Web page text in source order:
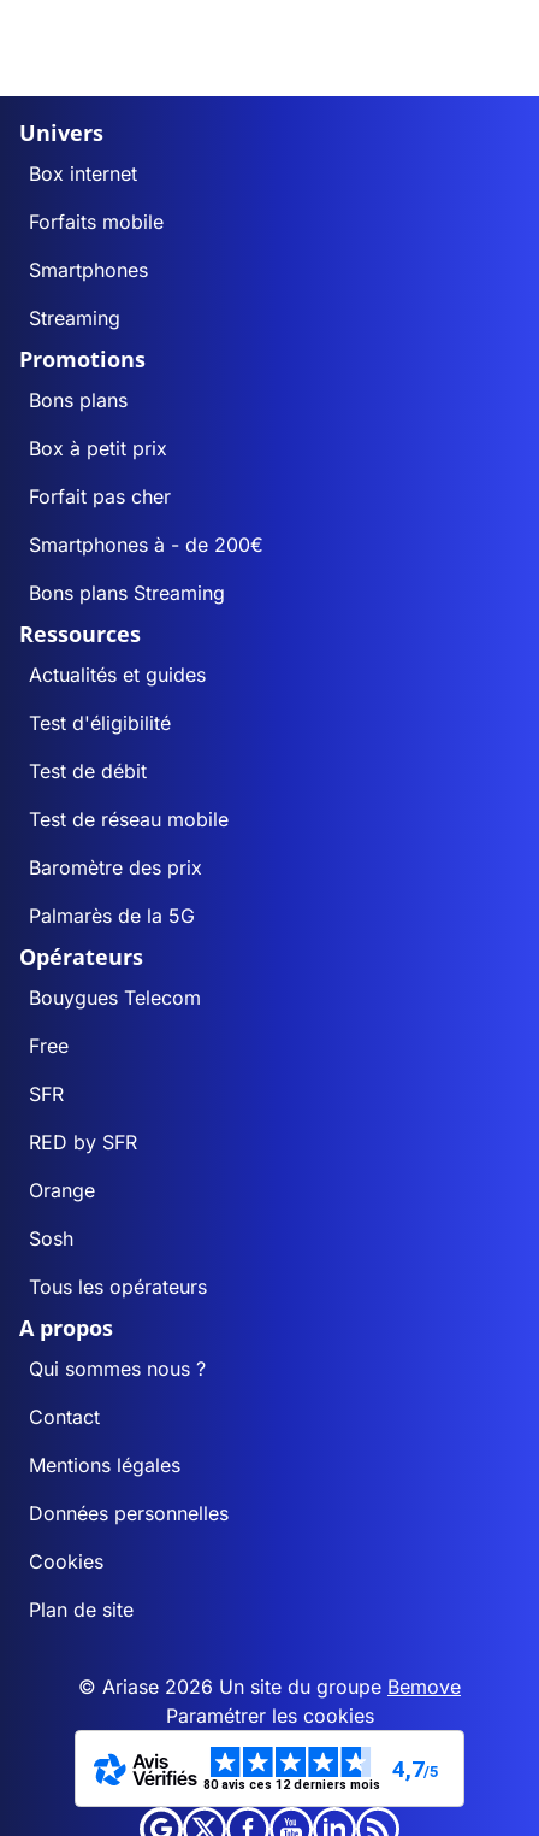
Univers
Box internet
Forfaits mobile
Smartphones
Streaming
Promotions
Bons plans
Box à petit prix
Forfait pas cher
Smartphones à - de 200€
Bons plans Streaming
Ressources
Actualités et guides
Test d'éligibilité
Test de débit
Test de réseau mobile
Baromètre des prix
Palmarès de la 5G
Opérateurs
Bouygues Telecom
Free
SFR
RED by SFR
Orange
Sosh
Tous les opérateurs
A propos
Qui sommes nous ?
Contact
Mentions légales
Données personnelles
Cookies
Plan de site
© Ariase 2026 Un site du groupe Bemove
Paramétrer les cookies
80 avis ces 12 derniers mois
4,7/5